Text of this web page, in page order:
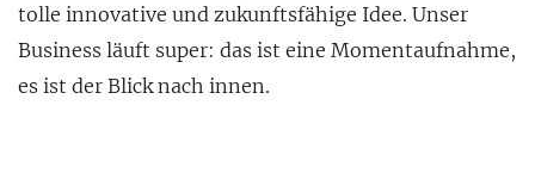
tolle innovative und zukunftsfähige Idee. Unser
Business läuft super: das ist eine Momentaufnahme,
es ist der Blick nach innen.